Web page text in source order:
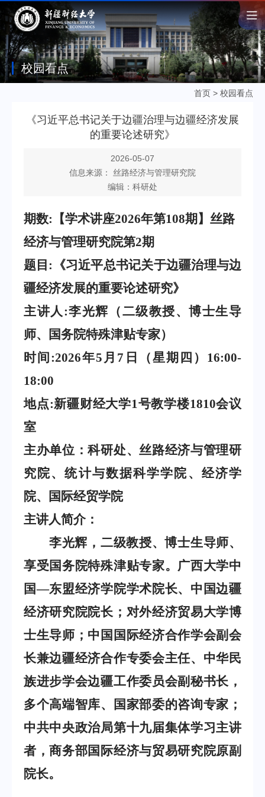
校园看点
首页 > 校园看点
《习近平总书记关于边疆治理与边疆经济发展
的重要论述研究》
2026-05-07
信息来源： 丝路经济与管理研究院
编辑：科研处
期数: 【学术讲座2026年第108期】 丝路
经济与管理研究院第2期
题目 :
《习近平总书记关于边疆治理与边
疆经济发展的重要论述研究》
主讲人:李光辉 （二级教授、博士生导
师、国务院特殊津贴专家）
时间 :2026年5 月 7 日（星期 四 ） 16:00-
18:00
地点:新疆财经大学1号教学楼1810会议
室
主办单位：科研处、丝路经济与管理研
究院、统计与数据科学学院、 经济学
院、国际经贸学院
主讲人简介 ：
李光辉，二级教授、博士生导师、
享受国务院特殊津贴专家。广西大学中
国—东盟经济学院学术院长、中国边疆
经济研究院院长；对外经济贸易大学博
士生导师；中国国际经济合作学会副会
长兼边疆经济合作专委会主任、中华民
族进步学会边疆工作委员会副秘书长，
多个高端智库、国家部委的咨询专家；
中共中央政治局第十九届集体学习主讲
者，商务部国际经济与贸易研究院原副
院长。